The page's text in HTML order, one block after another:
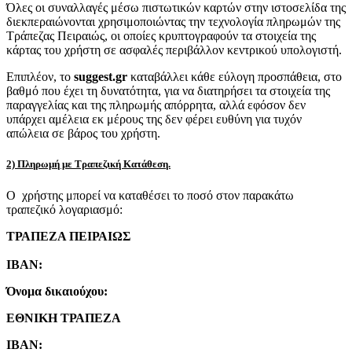
Όλες οι συναλλαγές μέσω πιστωτικών καρτών στην ιστοσελίδα της
διεκπεραιώνονται χρησιμοποιώντας την τεχνολογία πληρωμών της
Τράπεζας Πειραιώς, οι οποίες κρυπτογραφούν τα στοιχεία της
κάρτας του χρήστη σε ασφαλές περιβάλλον κεντρικού υπολογιστή.
Επιπλέον, το suggest.gr καταβάλλει κάθε εύλογη προσπάθεια, στο
βαθμό που έχει τη δυνατότητα, για να διατηρήσει τα στοιχεία της
παραγγελίας και της πληρωμής απόρρητα, αλλά εφόσον δεν
υπάρχει αμέλεια εκ μέρους της δεν φέρει ευθύνη για τυχόν
απώλεια σε βάρος του χρήστη.
2) Πληρωμή με Τραπεζική Κατάθεση.
Ο χρήστης μπορεί να καταθέσει το ποσό στον παρακάτω
τραπεζικό λογαριασμό:
ΤΡΑΠΕΖΑ ΠΕΙΡΑΙΩΣ
IBAN:
Όνομα δικαιούχου:
ΕΘΝΙΚΗ ΤΡΑΠΕΖΑ
IBAN: